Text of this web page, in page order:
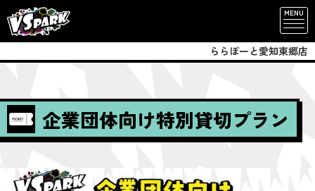
MENU
ららぽーと愛知東郷店
企業団体向け特別貸切プラン